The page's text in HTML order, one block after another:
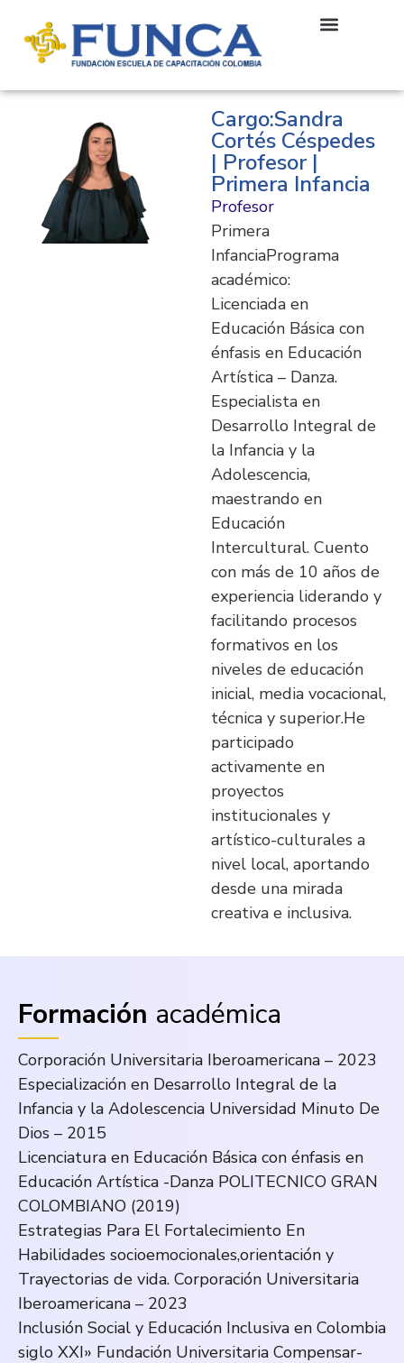
Cargo:Sandra
Cortés Céspedes
| Profesor |
Primera Infancia
Profesor
Primera
InfanciaPrograma
académico:
Licenciada en
Educación Básica con
énfasis en Educación
Artística – Danza.
Especialista en
Desarrollo Integral de
la Infancia y la
Adolescencia,
maestrando en
Educación
Intercultural. Cuento
con más de 10 años de
experiencia liderando y
facilitando procesos
formativos en los
niveles de educación
inicial, media vocacional,
técnica y superior.He
participado
activamente en
proyectos
institucionales y
artístico-culturales a
nivel local, aportando
desde una mirada
creativa e inclusiva.
Formación académica
Corporación Universitaria Iberoamericana – 2023
Especialización en Desarrollo Integral de la
Infancia y la Adolescencia Universidad Minuto De
Dios – 2015
Licenciatura en Educación Básica con énfasis en
Educación Artística -Danza POLITECNICO GRAN
COLOMBIANO (2019)
Estrategias Para El Fortalecimiento En
Habilidades socioemocionales,orientación y
Trayectorias de vida. Corporación Universitaria
Iberoamericana – 2023
Inclusión Social y Educación Inclusiva en Colombia
siglo XXI» Fundación Universitaria Compensar-